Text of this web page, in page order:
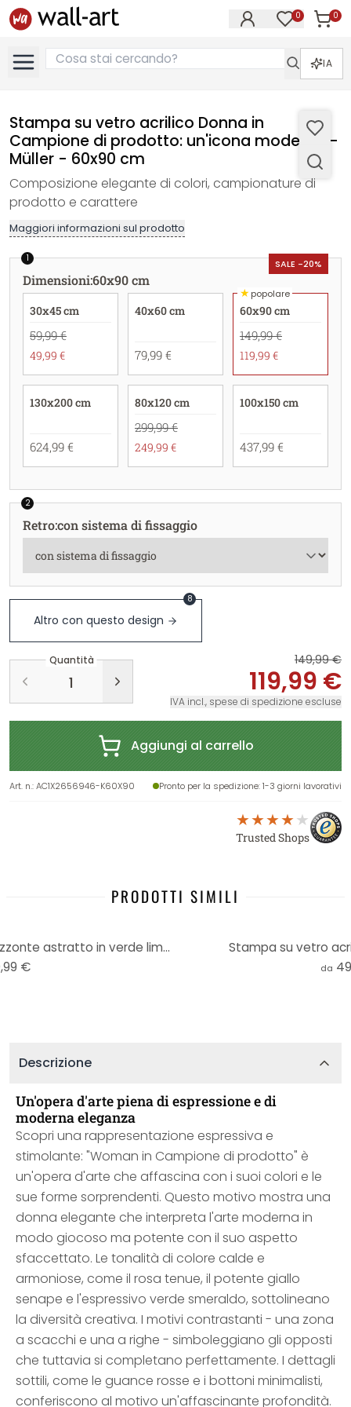
0 0
IA
Stampa su vetro acrilico Donna in
Campione di prodotto: un'icona moderna -
Müller - 60x90 cm
Composizione elegante di colori, campionature di
prodotto e carattere
Maggiori informazioni sul prodotto
SALE -20%
1
Dimensioni:60x90 cm
30x45 cm
59,99 €
49,99 €
40x60 cm
79,99 €
★popolare
60x90 cm
149,99 €
119,99 €
130x200 cm
624,99 €
80x120 cm
299,99 €
249,99 €
100x150 cm
437,99 €
2
Retro:con sistema di fissaggio
Altro con questo design
8
Quantità 149,99 €
119,99 €
IVA incl., spese di spedizione escluse
Aggiungi al carrello
Art. n.:AC1X2656946-K60X90 Pronto per la spedizione: 1-3 giorni lavorativi
Trusted Shops
PRODOTTI SIMILI
Stampa su acrilico in vetro Orizzonte astratto in verde lime - Schmucker
€
Stampa su vetro
da
Descrizione
Un'opera d'arte piena di espressione e di
moderna eleganza
Scopri una rappresentazione espressiva e
stimolante: "Woman in Campione di prodotto" è
un'opera d'arte che affascina con i suoi colori e le
sue forme sorprendenti. Questo motivo mostra una
donna elegante che interpreta l'arte moderna in
modo giocoso ma potente con il suo aspetto
sfaccettato. Le tonalità di colore calde e
armoniose, come il rosa tenue, il potente giallo
senape e l'espressivo verde smeraldo, sottolineano
la diversità creativa. I motivi contrastanti - una zona
a scacchi e una a righe - simboleggiano gli opposti
che tuttavia si completano perfettamente. I dettagli
sottili, come le guance rosse e i bottoni minimalisti,
conferiscono al motivo un'affascinante profondità.